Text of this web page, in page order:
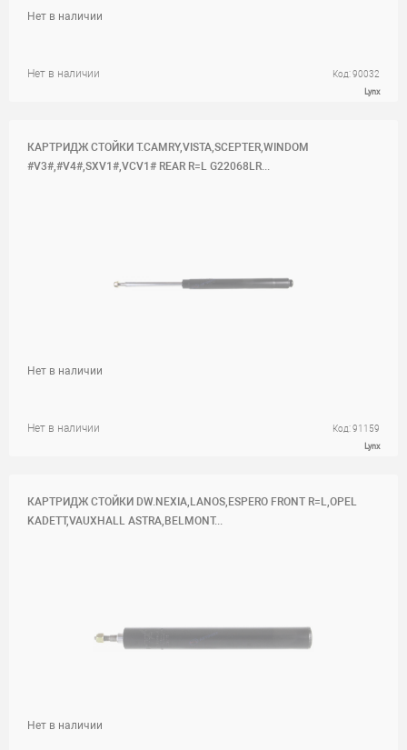
Нет в наличии Код: 90032
Lynx
Нет в наличии
КАРТРИДЖ СТОЙКИ T.CAMRY,VISTA,SCEPTER,WINDOM
#V3#,#V4#,SXV1#,VCV1# REAR R=L G22068LR...
Нет в наличии Код: 91159
Lynx
Нет в наличии
КАРТРИДЖ СТОЙКИ DW.NEXIA,LANOS,ESPERO FRONT R=L,OPEL
KADETT,VAUXHALL ASTRA,BELMONT...
Нет в наличии